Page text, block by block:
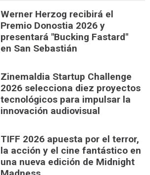
Werner Herzog recibirá el
Premio Donostia 2026 y
presentará "Bucking Fastard"
en San Sebastián
Zinemaldia Startup Challenge
2026 selecciona diez proyectos
tecnológicos para impulsar la
innovación audiovisual
TIFF 2026 apuesta por el terror,
la acción y el cine fantástico en
una nueva edición de Midnight